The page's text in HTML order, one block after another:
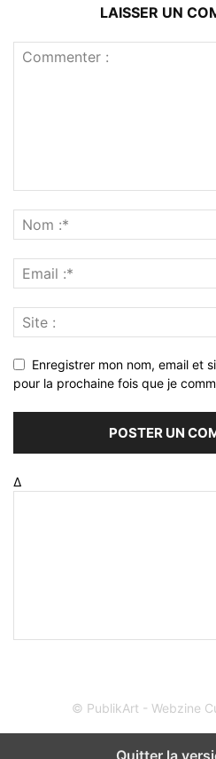
LAISSER UN
Enregistrer mon nom, email et
pour la prochaine fois que je
Δ
© PublikArt - Webzine
Quitter la